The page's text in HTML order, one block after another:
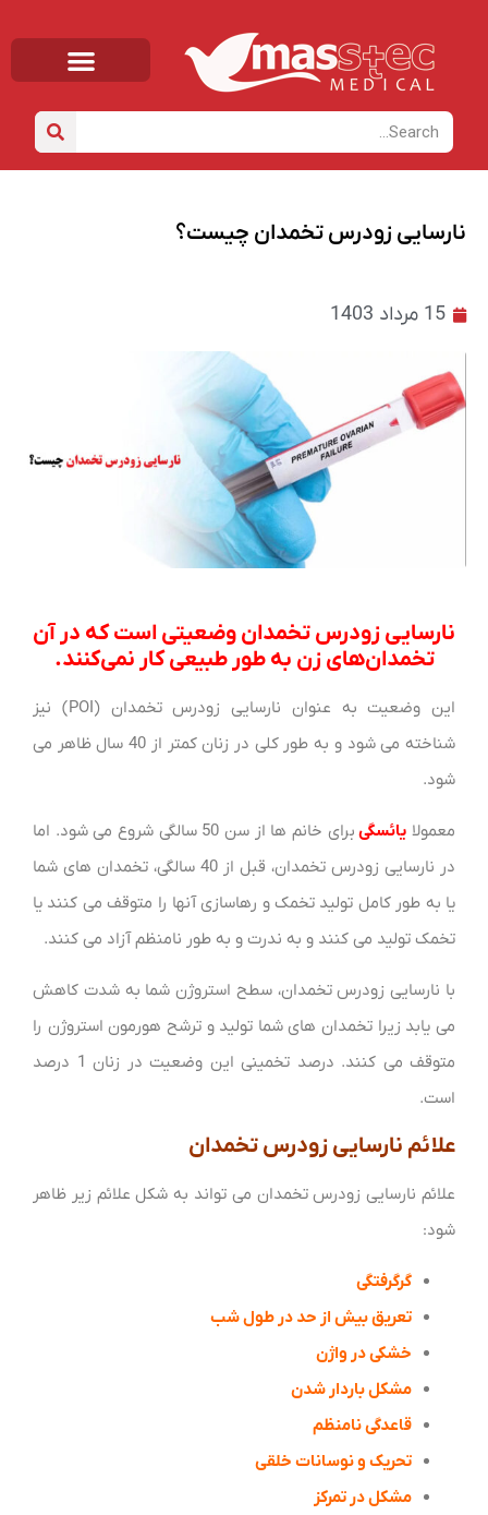
/دانشنامه/ نارسایی زودرس تخمدان چیست؟
نارسایی زودرس تخمدان چیست؟
15 مرداد 1403
نارسایی زودرس تخمدان وضعیتی است که در آن
تخمدان‌های زن به طور طبیعی کار نمی‌کنند.
این وضعیت به عنوان نارسایی زودرس تخمدان (POI) نیز
شناخته می شود و به طور کلی در زنان کمتر از 40 سال ظاهر می
شود.
معمولا یائسگی
برای خانم ها از سن 50 سالگی شروع می شود. اما
در نارسایی زودرس تخمدان، قبل از 40 سالگی، تخمدان های شما
یا به طور کامل تولید تخمک و رهاسازی آنها را متوقف می کنند یا
تخمک تولید می کنند و به ندرت و به طور نامنظم آزاد می کنند.
با نارسایی زودرس تخمدان، سطح استروژن شما به شدت کاهش
می یابد زیرا تخمدان های شما تولید و ترشح هورمون استروژن را
متوقف می کنند. درصد تخمینی این وضعیت در زنان 1 درصد
است.
علائم نارسایی زودرس تخمدان
علائم نارسایی زودرس تخمدان می تواند به شکل علائم زیر ظاهر
شود:
گرگرفتگی
تعریق بیش از حد در طول شب
خشکی در واژن
مشکل باردار شدن
قاعدگی نامنظم
تحریک و نوسانات خلقی
مشکل در تمرکز